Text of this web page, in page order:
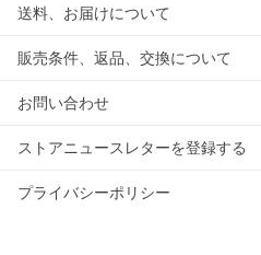
送料、お届けについて
販売条件、返品、交換について
お問い合わせ
ストアニュースレターを登録する
プライバシーポリシー